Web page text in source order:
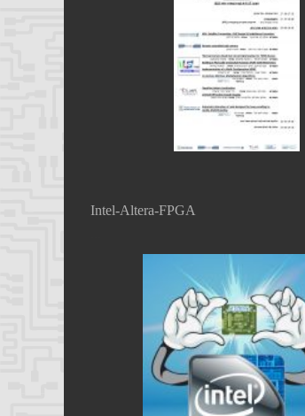
Intel-Altera-FPGA